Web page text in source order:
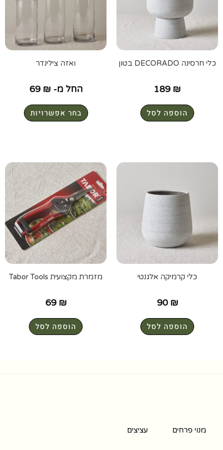
כלי חרסינה DECORADO בטון
189 ₪
הוספה לסל
ואזה צילינדר
החל מ- 69 ₪
בחר אפשרויות
כלי קרמיקה אלגנטי
90 ₪
הוספה לסל
מזמרת מקצועית Tabor Tools
69 ₪
הוספה לסל
מנוי פרחים עציצים